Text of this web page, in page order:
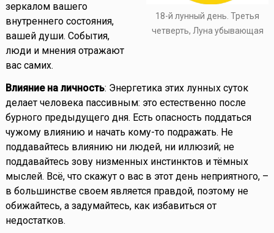
18-й лунный день. Третья
четверть, Луна убывающая
зеркалом вашего
внутреннего состояния,
вашей души. События,
люди и мнения отражают
вас самих.
Влияние на личность: Энергетика этих лунных суток
делает человека пассивным: это естественно после
бурного предыдущего дня. Есть опасность поддаться
чужому влиянию и начать кому-то подражать. Не
поддавайтесь влиянию ни людей, ни иллюзий; не
поддавайтесь зову низменных инстинктов и тёмных
мыслей. Всё, что скажут о вас в этот день неприятного, –
в большинстве своем является правдой, поэтому не
обижайтесь, а задумайтесь, как избавиться от
недостатков.